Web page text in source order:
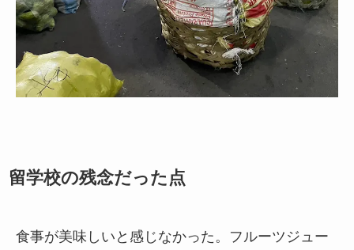
留学校の残念だった点
食事が美味しいと感じなかった。フルーツジュー